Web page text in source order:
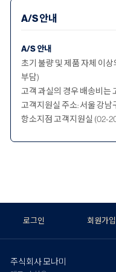
A/S 안내
A/S 안내
초기 불량 및 제품 자체 이
부담)
고객 과실의 경우 배송비는
고객지원실 주소: 서울 강남
항소지점 고객지원실 (02-
로그인 회원가입
주식회사 모나미